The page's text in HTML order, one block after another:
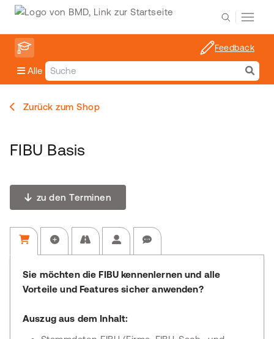
Alle
Feedback
Zurück zum Shop
FIBU Basis
zu den Terminen
Sie möchten die FIBU kennenlernen und alle
Vorteile und Features sicher anwenden?
Auszug aus dem Inhalt: